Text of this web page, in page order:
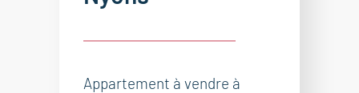
Appartement à vendre à